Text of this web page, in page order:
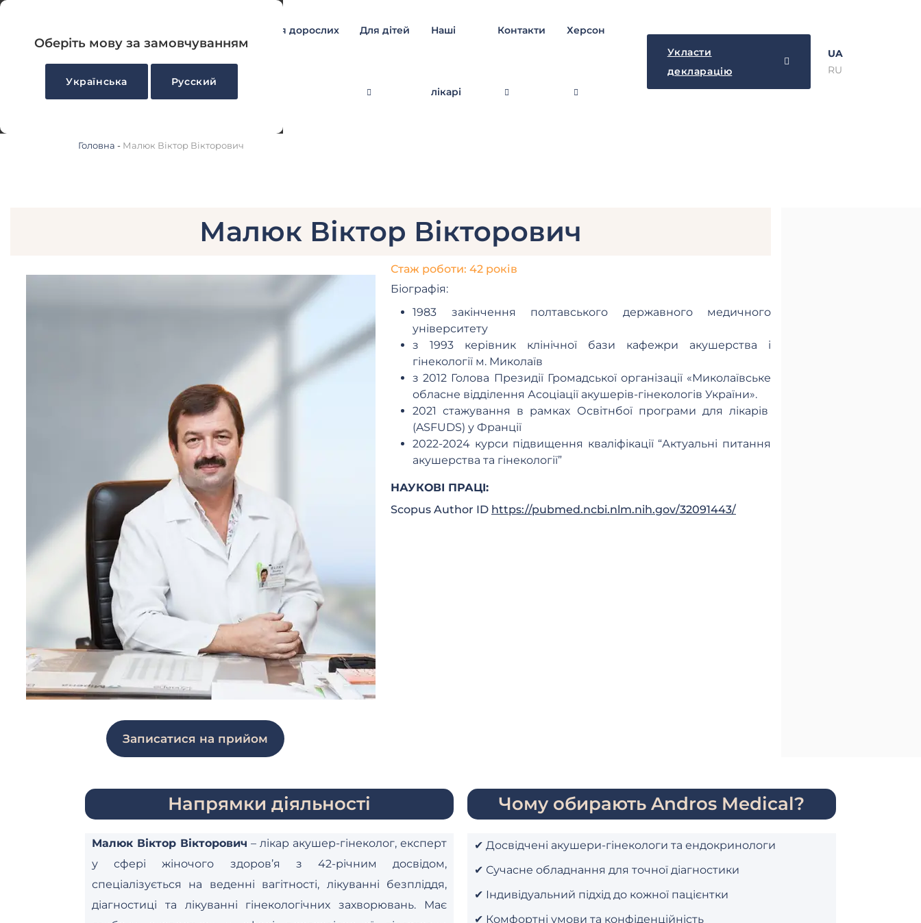
Оберіть мову за замовчуванням
Українська Русский
Для дорослих Для дітей Наші
лікарі
Контакти
Херсон
Укласти
декларацію
UA
RU
Головна - Малюк Віктор Вікторович
Малюк Віктор Вікторович
Стаж роботи: 42 років
Біографія:
1983 закінчення полтавського державного медичного
університету
з 1993 керівник клінічної бази кафежри акушерства і
гінекології м. Миколаїв
з 2012 Голова Президії Громадської організації «Миколаївське
обласне відділення Асоціації акушерів-гінекологів України».
2021 стажування в рамках Освітнбої програми для лікарів
(ASFUDS) у Франції
2022-2024 курси підвищення кваліфікації “Актуальні питання
акушерства та гінекології”
НАУКОВІ ПРАЦІ:
Scopus Author ID https://pubmed.ncbi.nlm.nih.gov/32091443/
Записатися на прийом
Напрямки діяльності
Малюк Віктор Вікторович – лікар акушер-гінеколог, експерт
у сфері жіночого здоров’я з 42-річним досвідом,
спеціалізується на веденні вагітності, лікуванні безпліддя,
діагностиці та лікуванні гінекологічних захворювань. Має
Чому обирають Andros Medical?
✔ Досвідчені акушери-гінекологи та ендокринологи
✔ Сучасне обладнання для точної діагностики
✔ Індивідуальний підхід до кожної пацієнтки
✔ Комфортні умови та конфіденційність